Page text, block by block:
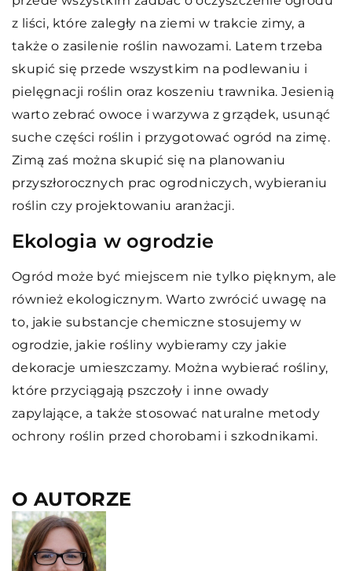
z liści, które zaległy na ziemi w trakcie zimy, a
także o zasilenie roślin nawozami. Latem trzeba
skupić się przede wszystkim na podlewaniu i
pielęgnacji roślin oraz koszeniu trawnika. Jesienią
warto zebrać owoce i warzywa z grządek, usunąć
suche części roślin i przygotować ogród na zimę.
Zimą zaś można skupić się na planowaniu
przyszłorocznych prac ogrodniczych, wybieraniu
roślin czy projektowaniu aranżacji.
Ekologia w ogrodzie
Ogród może być miejscem nie tylko pięknym, ale
również ekologicznym. Warto zwrócić uwagę na
to, jakie substancje chemiczne stosujemy w
ogrodzie, jakie rośliny wybieramy czy jakie
dekoracje umieszczamy. Można wybierać rośliny,
które przyciągają pszczoły i inne owady
zapylające, a także stosować naturalne metody
ochrony roślin przed chorobami i szkodnikami.
O AUTORZE